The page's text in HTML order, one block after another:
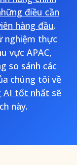
điều cần
hàng đầu.
nghiệm thực
vực APAC,
so sánh các
chúng tôi về
AI tốt nhất sẽ
này.